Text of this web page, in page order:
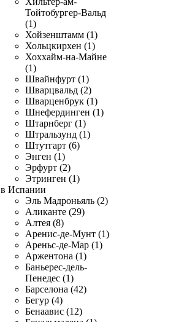
Тойтобургер-Вальд
(1)
Хойзенштамм (1)
Хольцкирхен (1)
Хоххайм-на-Майне
(1)
Швайнфурт (1)
Шварцвальд (2)
Шварценбрук (1)
Шнефердинген (1)
Штарнберг (1)
Штральзунд (1)
Штутгарт (6)
Энген (1)
Эрфурт (2)
Этринген (1)
в Испании
Эль Мадроньяль (2)
Аликанте (29)
Алтея (8)
Аренис-де-Мунт (1)
Ареньс-де-Мар (1)
Аржентона (1)
Баньерес-дель-
Пенедес (1)
Барселона (42)
Бегур (4)
Бенаавис (12)